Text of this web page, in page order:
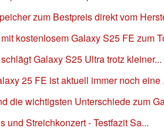
zum Bestpreis direkt vom
kostenlosem Galaxy S25 FE zum
Galaxy S25 Ultra trotz kleiner...
25 FE ist aktuell immer noch eine
die wichtigsten Unterschiede zum
und Streichkonzert - Testfazit Sa...